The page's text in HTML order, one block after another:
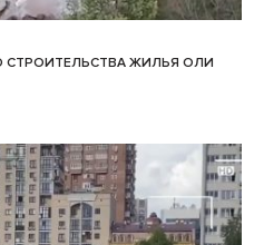
ЖИЛЬЯ ОЛИ